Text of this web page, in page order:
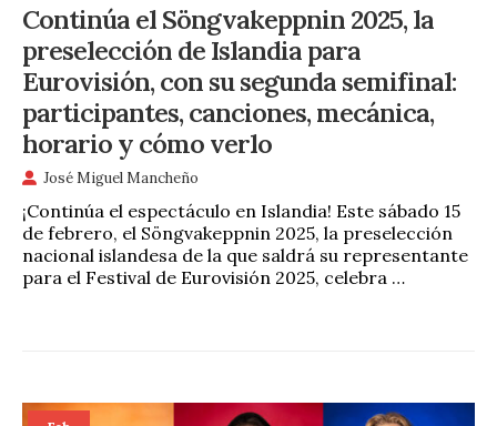
Continúa el Söngvakeppnin 2025, la
preselección de Islandia para
Eurovisión, con su segunda semifinal:
participantes, canciones, mecánica,
horario y cómo verlo
José Miguel Mancheño
¡Continúa el espectáculo en Islandia! Este sábado 15
de febrero, el Söngvakeppnin 2025, la preselección
nacional islandesa de la que saldrá su representante
para el Festival de Eurovisión 2025, celebra …